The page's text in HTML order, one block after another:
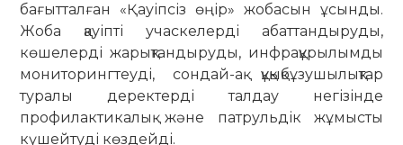
бағытталған «Қауіпсіз өңір» жобасын ұсынды.
Жоба қауіпті учаскелерді абаттандыруды,
көшелерді жарықтандыруды, инфрақұрылымды
мониторингтеуді, сондай-ақ құқықбұзушылықтар
туралы деректерді талдау негізінде
профилактикалық және патрульдік жұмысты
күшейтуді көздейді.